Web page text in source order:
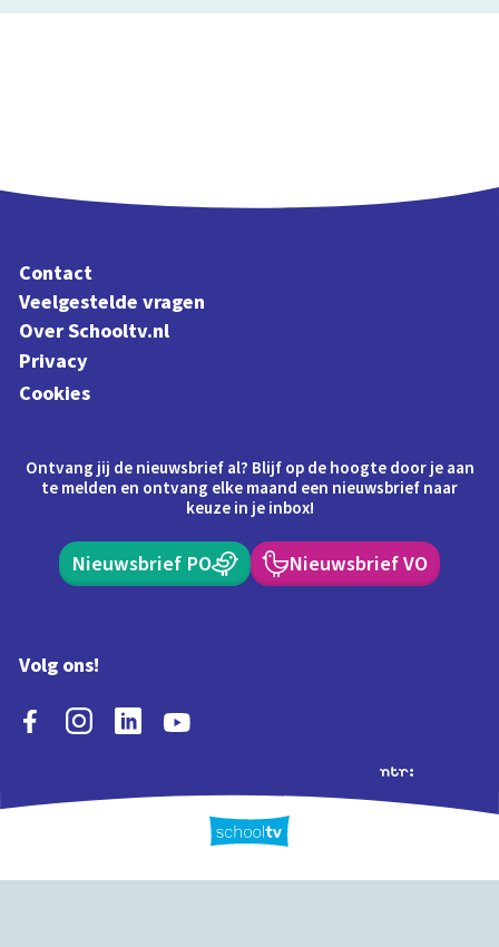
Contact
Veelgestelde vragen
Over Schooltv.nl
Privacy
Cookies
Ontvang jij de nieuwsbrief al? Blijf op de hoogte door je aan
te melden en ontvang elke maand een nieuwsbrief naar
keuze in je inbox!
Nieuwsbrief PO Nieuwsbrief VO
Volg ons!